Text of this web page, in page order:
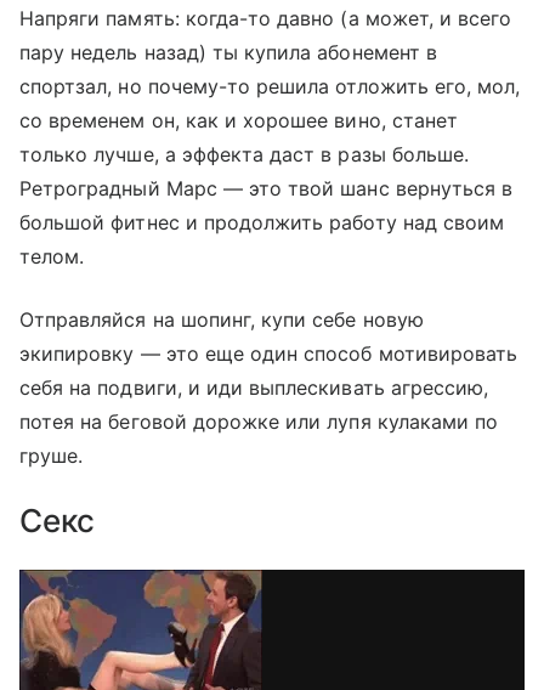
Напряги память: когда-то давно (а может, и всего
пару недель назад) ты купила абонемент в
спортзал, но почему-то решила отложить его, мол,
со временем он, как и хорошее вино, станет
только лучше, а эффекта даст в разы больше.
Ретроградный Марс — это твой шанс вернуться в
большой фитнес и продолжить работу над своим
телом.
Отправляйся на шопинг, купи себе новую
экипировку — это еще один способ мотивировать
себя на подвиги, и иди выплескивать агрессию,
потея на беговой дорожке или лупя кулаками по
груше.
Секс